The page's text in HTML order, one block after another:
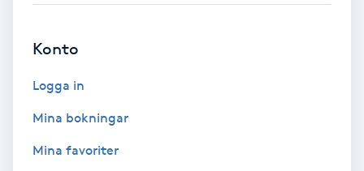
Brynformning
Brynfärgning
Bröllopsuppsättning
Konto
Logga in
Mina bokningar
Mina favoriter